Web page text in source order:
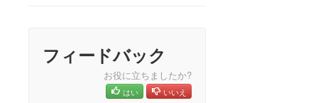
LifeKeeper for Linux テクニカルドキュメンテーション
ドキュメンテーションについて
フィードバック
お役に立ちましたか?
はい いいえ